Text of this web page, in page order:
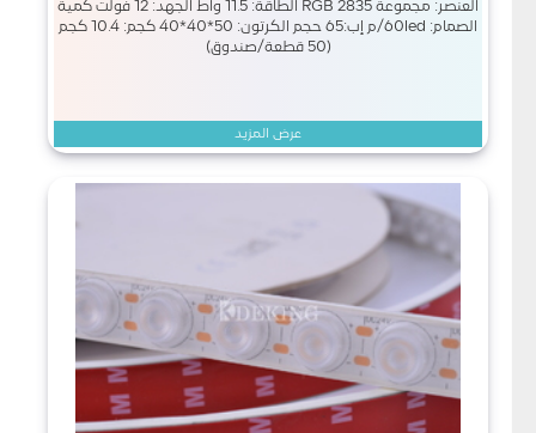
العنصر: مجموعة 2835 RGB الطاقة: 11.5 واط الجهد: 12 فولت كمية
الصمام: 60led/م إب:65 حجم الكرتون: 50*40*40 كجم: 10.4 كجم
عرض المزيد